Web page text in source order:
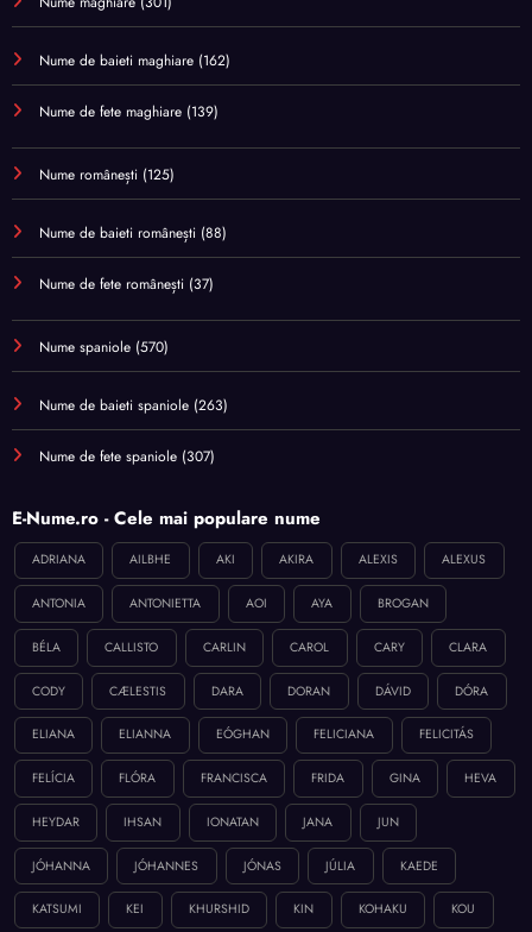
Nume de baieti maghiare (162)
Nume de fete maghiare (139)
Nume românești (125)
Nume de baieti românești (88)
Nume de fete românești (37)
Nume spaniole (570)
Nume de baieti spaniole (263)
Nume de fete spaniole (307)
E-Nume.ro - Cele mai populare nume
ADRIANA AILBHE AKI AKIRA ALEXIS ALEXUS
ANTONIA ANTONIETTA AOI AYA BROGAN
BÉLA CALLISTO CARLIN CAROL CARY CLARA
CODY CÆLESTIS DARA DORAN DÁVID DÓRA
ELIANA ELIANNA EÓGHAN FELICIANA FELICITÁS
FELÍCIA FLÓRA FRANCISCA FRIDA GINA HEVA
HEYDAR IHSAN IONATAN JANA JUN
JÓHANNA JÓHANNES JÓNAS JÚLIA KAEDE
KATSUMI KEI KHURSHID KIN KOHAKU KOU